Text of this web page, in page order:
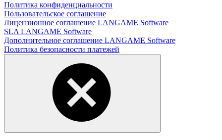
Политика конфиденциальности
Пользовательское соглашение
Лицензионное соглашение LANGAME Software
SLA LANGAME Software
Дополнительное соглашение LANGAME Software
Политика безопасности платежей